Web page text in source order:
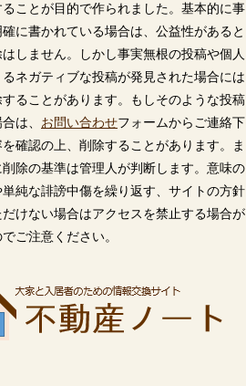
ことが目的で作られました。基本的に事
に書かれている場合は、公益性があると
しません。しかし事実無根の投稿や個人
ネガティブな投稿が発見された場合には
ることがあります。もしそのような投稿
は、 お問い合わせフォームからご連絡下
確認の上、削除することがあります。ま
除の基準は管理人が判断します。意味の
純な誹謗中傷を繰り返す、サイトの方針
けない場合はアクセスを禁止する場合が
ご注意ください。